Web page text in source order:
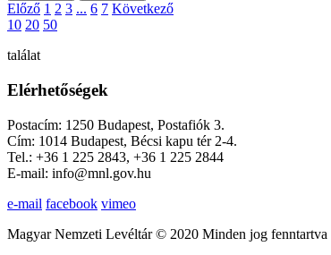
Előző 1 2 3 ... 6 7 Következő
10 20 50
találat
Elérhetőségek
Postacím: 1250 Budapest, Postafiók 3.
Cím: 1014 Budapest, Bécsi kapu tér 2-4.
Tel.: +36 1 225 2843, +36 1 225 2844
E-mail: info@mnl.gov.hu
e-mail facebook vimeo
Magyar Nemzeti Levéltár © 2020 Minden jog fenntartva